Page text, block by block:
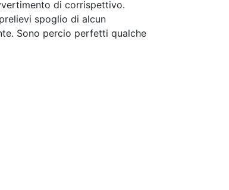
di corrispettivo.
spoglio di alcun
Sono percio perfetti qualche